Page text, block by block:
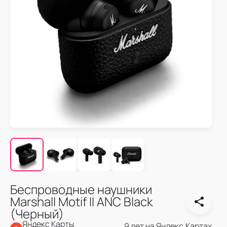
Беспроводные наушники
Marshall Motif II ANC Black
(Черный)
Яндекс Карты